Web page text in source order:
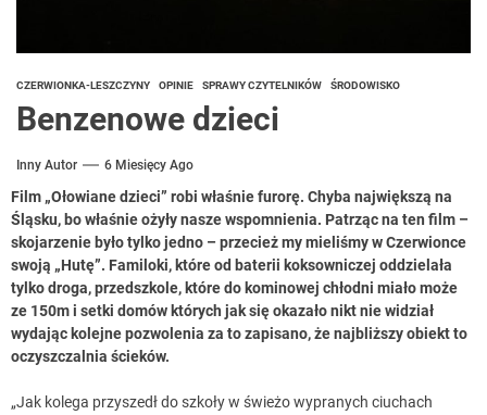
CZERWIONKA-LESZCZYNY OPINIE SPRAWY CZYTELNIKÓW ŚRODOWISKO
Benzenowe dzieci
Inny Autor 6 Miesięcy Ago
Film „Ołowiane dzieci” robi właśnie furorę. Chyba największą na
Śląsku, bo właśnie ożyły nasze wspomnienia. Patrząc na ten film –
skojarzenie było tylko jedno – przecież my mieliśmy w Czerwionce
swoją „Hutę”. Familoki, które od baterii koksowniczej oddzielała
tylko droga, przedszkole, które do kominowej chłodni miało może
ze 150m i setki domów których jak się okazało nikt nie widział
wydając kolejne pozwolenia za to zapisano, że najbliższy obiekt to
oczyszczalnia ścieków.
„Jak kolega przyszedł do szkoły w świeżo wypranych ciuchach